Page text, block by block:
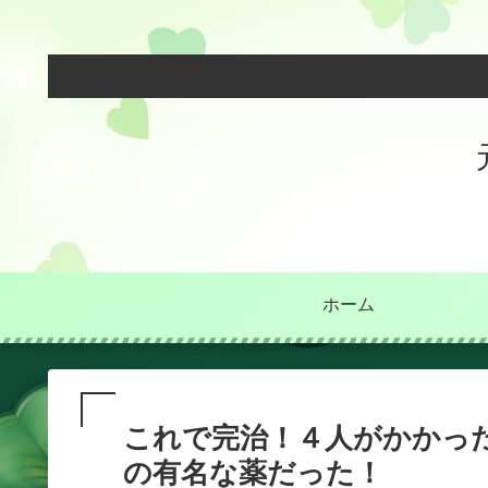
ホーム
これで完治！４人がかか
の有名な薬だった！